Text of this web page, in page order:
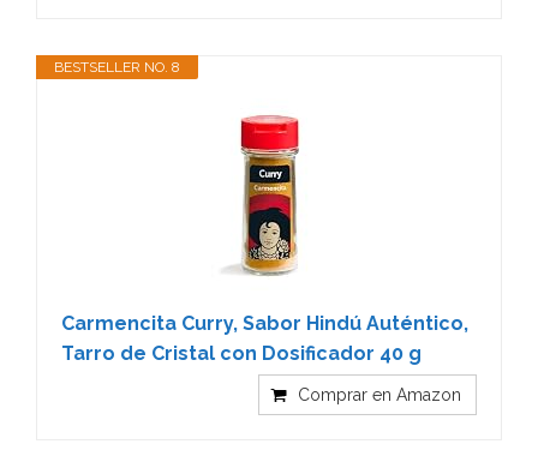
BESTSELLER NO. 8
Carmencita Curry, Sabor Hindú Auténtico,
Tarro de Cristal con Dosificador 40 g
Comprar en Amazon